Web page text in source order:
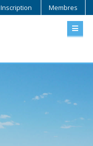
Inscription Membres